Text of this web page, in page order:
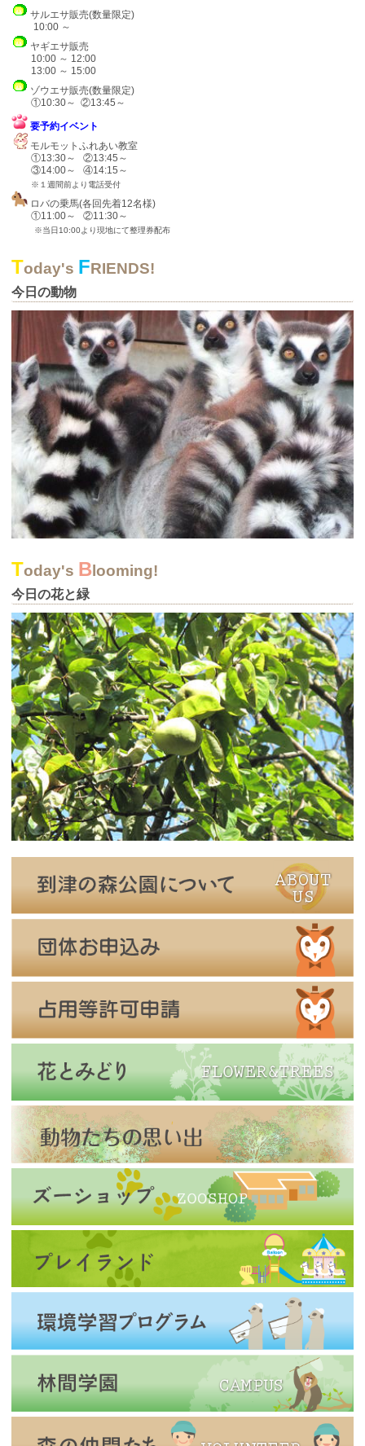
サルエサ販売(数量限定)
​​ 10:00 ～
ヤギエサ販売
10:00 ～ 12:00
13:00 ～ 15:00
ゾウエサ販売(数量限定)
​​​ ①10:30～ ②13:45～
要予約イベント
モルモットふれあい教室
①13:30～ ②13:45～
③14:00～ ④14:15～
※１週間前より電話受付
ロバの乗馬​(各回先着12名様)
①11:00～ ②11:30～
※当日10:00より現地にて整理券配布
Today's FRIENDS!
今日の動物
Today's Blooming!
今日の花と緑